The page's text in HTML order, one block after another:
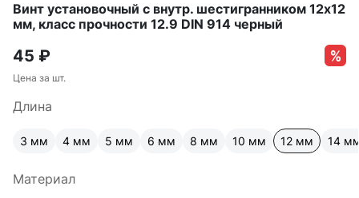
Винт установочный с внутр. шестигранником 12х12
мм, класс прочности 12.9 DIN 914 черный
45 ₽
Цена за шт.
Длина
3 мм 4 мм 5 мм 6 мм 8 мм 10 мм 12 мм 14
Материал